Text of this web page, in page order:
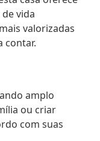
vida
valorizadas
contar.
amplo
ou criar
com suas